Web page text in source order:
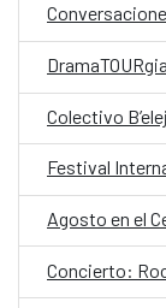
Colectivo
Concierto: